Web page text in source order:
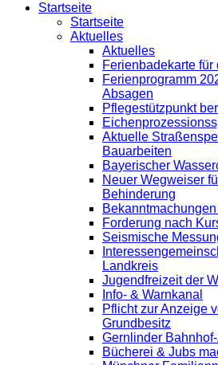
Startseite
Startseite
Aktuelles
Aktuelles
Ferienbadekarte
Ferienprogramm
Absagen
Pflegestützpunkt
Aktuelle
Bauarbeiten
Bayerischer
Neuer Wegweiser
Behinderung
Forderung nach
Seismische
Landkreis
Jugendfreizeit der
Info- & Warnkanal
Pflicht zur Anzeige
Grundbesitz
Gernlinder
Bücherei & Jubs